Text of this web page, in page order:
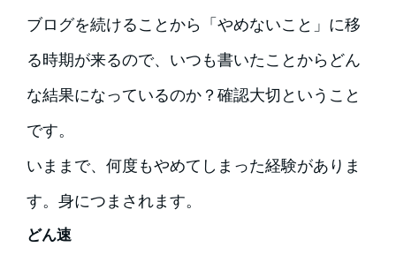
ブログを続けることから「やめないこと」に移
る時期が来るので、いつも書いたことからどん
な結果になっているのか？確認大切ということ
です。
いままで、何度もやめてしまった経験がありま
す。身につまされます。
どん速